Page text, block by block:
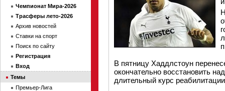
В пятницу Хаддлстоун
окончательно восстановить
длительный курс
Чемпионат Мира-2026
Трасферы лето-2026
Архив новостей
Ставки на спорт
Поиск по сайту
Регистрация
Вход
Темы
Премьер-Лига